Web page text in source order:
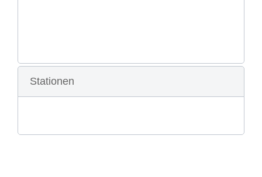
Stationen